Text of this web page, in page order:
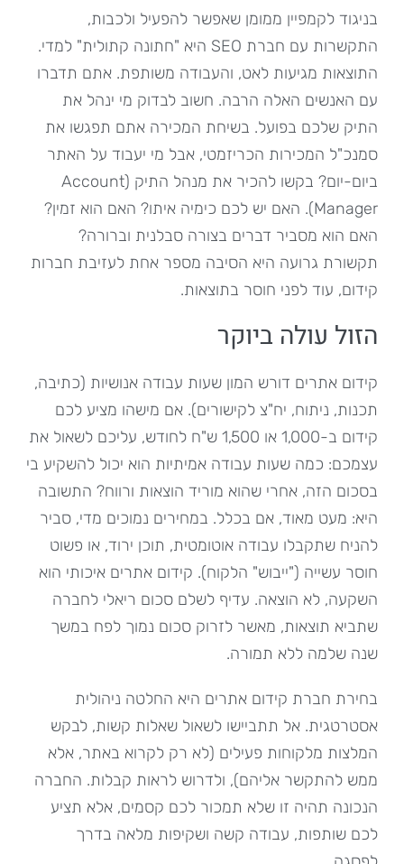
בניגוד לקמפיין ממומן שאפשר להפעיל ולכבות,
התקשרות עם חברת SEO היא "חתונה קתולית" למדי.
התוצאות מגיעות לאט, והעבודה משותפת. אתם תדברו
עם האנשים האלה הרבה. חשוב לבדוק מי ינהל את
התיק שלכם בפועל. בשיחת המכירה אתם תפגשו את
סמנכ"ל המכירות הכריזמטי, אבל מי יעבוד על האתר
ביום-יום? בקשו להכיר את מנהל התיק (Account
Manager). האם יש לכם כימיה איתו? האם הוא זמין?
האם הוא מסביר דברים בצורה סבלנית וברורה?
תקשורת גרועה היא הסיבה מספר אחת לעזיבת חברות
קידום, עוד לפני חוסר בתוצאות.
הזול עולה ביוקר
קידום אתרים דורש המון שעות עבודה אנושיות (כתיבה,
תכנות, ניתוח, יח"צ לקישורים). אם מישהו מציע לכם
קידום ב-1,000 או 1,500 ש"ח לחודש, עליכם לשאול את
עצמכם: כמה שעות עבודה אמיתיות הוא יכול להשקיע בי
בסכום הזה, אחרי שהוא מוריד הוצאות ורווח? התשובה
היא: מעט מאוד, אם בכלל. במחירים נמוכים מדי, סביר
להניח שתקבלו עבודה אוטומטית, תוכן ירוד, או פשוט
חוסר עשייה ("ייבוש" הלקוח). קידום אתרים איכותי הוא
השקעה, לא הוצאה. עדיף לשלם סכום ריאלי לחברה
שתביא תוצאות, מאשר לזרוק סכום נמוך לפח במשך
שנה שלמה ללא תמורה.
בחירת חברת קידום אתרים היא החלטה ניהולית
אסטרטגית. אל תתביישו לשאול שאלות קשות, לבקש
המלצות מלקוחות פעילים (לא רק לקרוא באתר, אלא
ממש להתקשר אליהם), ולדרוש לראות קבלות. החברה
הנכונה תהיה זו שלא תמכור לכם קסמים, אלא תציע
לכם שותפות, עבודה קשה ושקיפות מלאה בדרך